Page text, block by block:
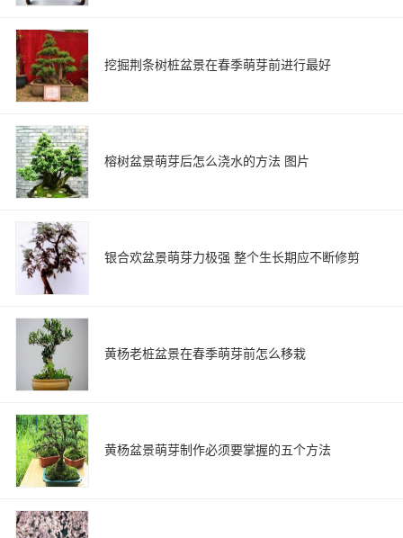
挖掘荆条树桩盆景在春季萌芽前进行最好
榕树盆景萌芽后怎么浇水的方法 图片
银合欢盆景萌芽力极强 整个生长期应不断修剪
黄杨老桩盆景在春季萌芽前怎么移栽
黄杨盆景萌芽制作必须要掌握的五个方法